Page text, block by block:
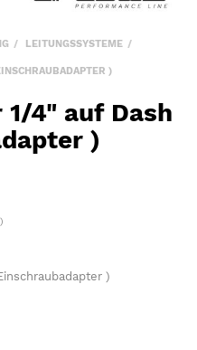
LEITUNGSSYSTEME
)
4" auf Dash
)
)